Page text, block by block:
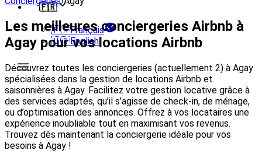
🇫🇷
🇫🇷Français
🇺🇸English
Les meilleures conciergeries Airbnb à
Agay pour vos locations Airbnb
Découvrez toutes les conciergeries (actuellement 2) à Agay
spécialisées dans la gestion de locations Airbnb et
saisonnières à Agay. Facilitez votre gestion locative grâce à
des services adaptés, qu’il s’agisse de check-in, de ménage,
ou d’optimisation des annonces. Offrez à vos locataires une
expérience inoubliable tout en maximisant vos revenus.
Trouvez dès maintenant la conciergerie idéale pour vos
besoins à Agay !